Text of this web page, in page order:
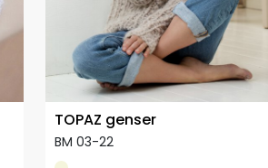
TOPAZ genser
BM 03-22